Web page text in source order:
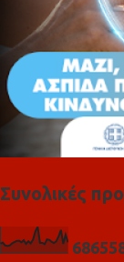
Συνολικές
68655